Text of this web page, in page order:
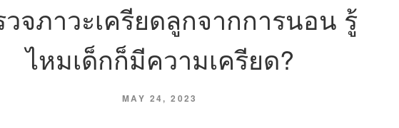
จภาวะเครียดลูกจากการนอน รู้
ไหมเด็กก็มีความเครียด?
MAY 24, 2023